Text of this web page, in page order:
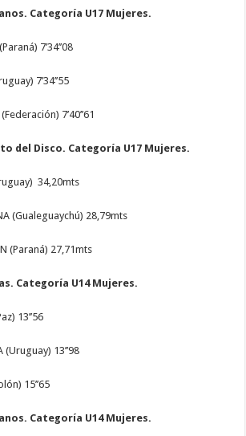
Categoría U17 Mujeres.
7’34’’08
7’34’’55
7’40’’61
del Disco. Categoría U17 Mujeres.
34,20mts
(Gualeguaychú) 28,79mts
(Paraná) 27,71mts
Categoría U14 Mujeres.
13’’56
(Uruguay) 13’’98
15’’65
Categoría U14 Mujeres.